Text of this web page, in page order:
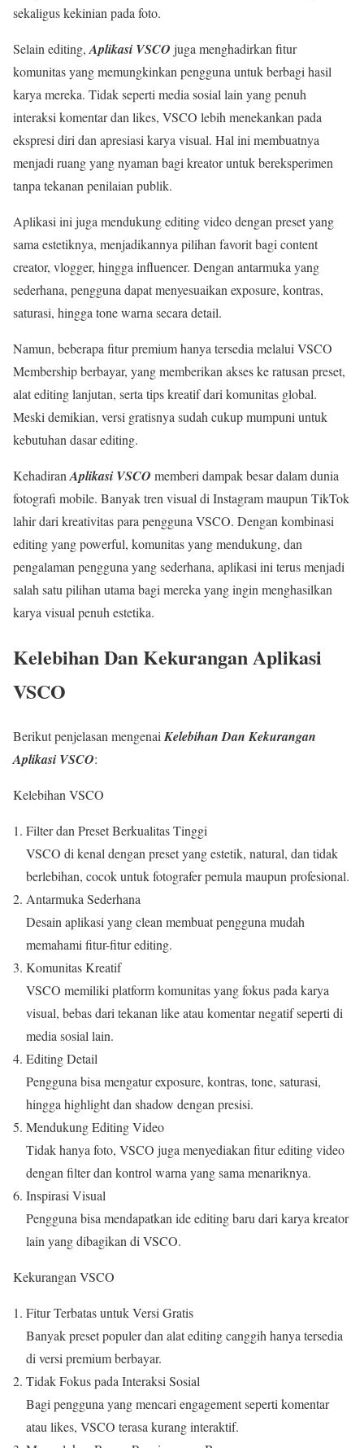
sekaligus kekinian pada foto.
Selain editing, Aplikasi VSCO juga menghadirkan fitur
komunitas yang memungkinkan pengguna untuk berbagi hasil
karya mereka. Tidak seperti media sosial lain yang penuh
interaksi komentar dan likes, VSCO lebih menekankan pada
ekspresi diri dan apresiasi karya visual. Hal ini membuatnya
menjadi ruang yang nyaman bagi kreator untuk bereksperimen
tanpa tekanan penilaian publik.
Aplikasi ini juga mendukung editing video dengan preset yang
sama estetiknya, menjadikannya pilihan favorit bagi content
creator, vlogger, hingga influencer. Dengan antarmuka yang
sederhana, pengguna dapat menyesuaikan exposure, kontras,
saturasi, hingga tone warna secara detail.
Namun, beberapa fitur premium hanya tersedia melalui VSCO
Membership berbayar, yang memberikan akses ke ratusan preset,
alat editing lanjutan, serta tips kreatif dari komunitas global.
Meski demikian, versi gratisnya sudah cukup mumpuni untuk
kebutuhan dasar editing.
Kehadiran Aplikasi VSCO memberi dampak besar dalam dunia
fotografi mobile. Banyak tren visual di Instagram maupun TikTok
lahir dari kreativitas para pengguna VSCO. Dengan kombinasi
editing yang powerful, komunitas yang mendukung, dan
pengalaman pengguna yang sederhana, aplikasi ini terus menjadi
salah satu pilihan utama bagi mereka yang ingin menghasilkan
karya visual penuh estetika.
Kelebihan Dan Kekurangan Aplikasi
VSCO
Berikut penjelasan mengenai Kelebihan Dan Kekurangan
Aplikasi VSCO:
Kelebihan VSCO
Filter dan Preset Berkualitas Tinggi
VSCO di kenal dengan preset yang estetik, natural, dan tidak
berlebihan, cocok untuk fotografer pemula maupun profesional.
Antarmuka Sederhana
Desain aplikasi yang clean membuat pengguna mudah
memahami fitur-fitur editing.
Komunitas Kreatif
VSCO memiliki platform komunitas yang fokus pada karya
visual, bebas dari tekanan like atau komentar negatif seperti di
media sosial lain.
Editing Detail
Pengguna bisa mengatur exposure, kontras, tone, saturasi,
hingga highlight dan shadow dengan presisi.
Mendukung Editing Video
Tidak hanya foto, VSCO juga menyediakan fitur editing video
dengan filter dan kontrol warna yang sama menariknya.
Inspirasi Visual
Pengguna bisa mendapatkan ide editing baru dari karya kreator
lain yang dibagikan di VSCO.
Kekurangan VSCO
Fitur Terbatas untuk Versi Gratis
Banyak preset populer dan alat editing canggih hanya tersedia
di versi premium berbayar.
Tidak Fokus pada Interaksi Sosial
Bagi pengguna yang mencari engagement seperti komentar
atau likes, VSCO terasa kurang interaktif.